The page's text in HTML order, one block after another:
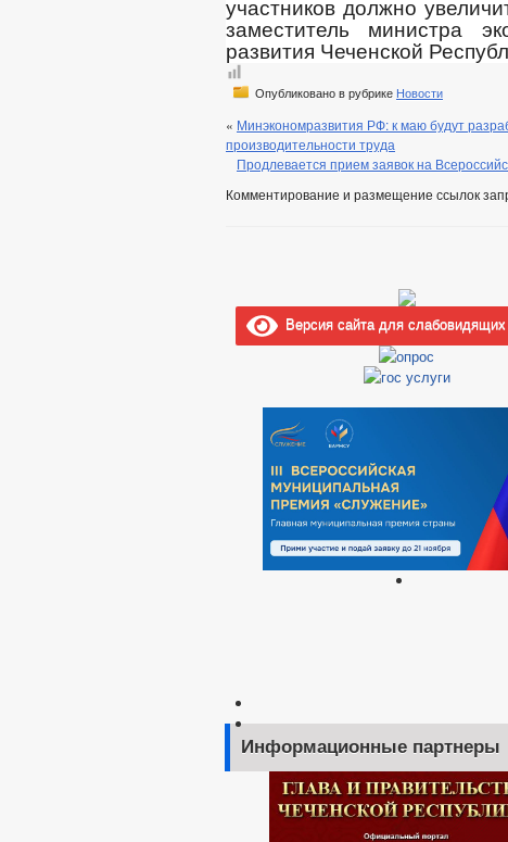
участников должно
заместитель министра
развития Чеченской
Опубликовано в рубрике Новости
« Минэкономразвития РФ: к маю будут
производительности труда
Продлевается прием заявок на
Комментирование и размещение ссылок
Версия сайта для слабовидящих
Информационные партнеры